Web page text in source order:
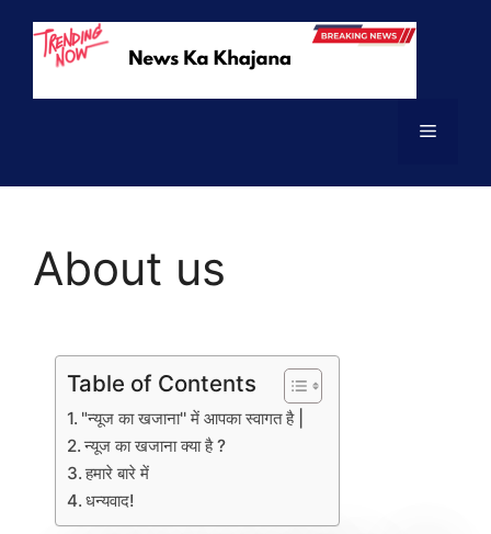
About us
Table of Contents
"न्यूज का खजाना'' में आपका स्वागत है |
न्यूज का खजाना क्या है ?
हमारे बारे में
धन्यवाद!